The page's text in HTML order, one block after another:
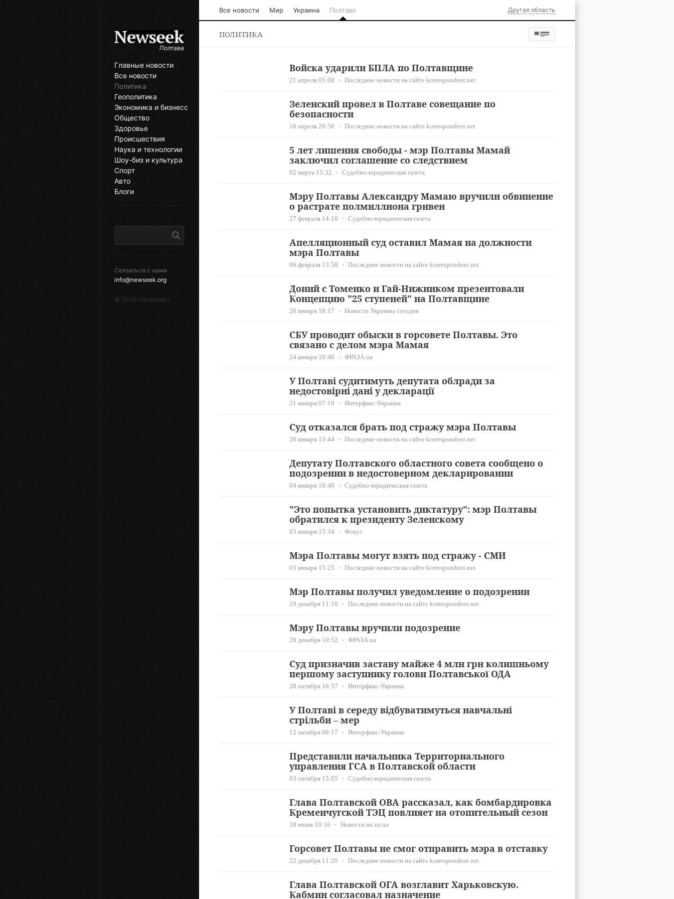
Полтава
Главные новости
Все новости
Политика
Геополитика
Экономика и бизнесс
Общество
Здоровье
Происшествия
Наука и технологии
Шоу-биз и культура
Спорт
Авто
Блоги
Связаться с нами
info@newseek.org
© 2026 «Newseek»
Все новости Мир Украина Полтава Другая область
ПОЛИТИКА
Войска ударили БПЛА по Полтавщине
21 апреля 05:08 Последние новости на сайте korrespondent.net
Зеленский провел в Полтаве совещание по
безопасности
18 апреля 20:58 Последние новости на сайте korrespondent.net
5 лет лишения свободы - мэр Полтавы Мамай
заключил соглашение со следствием
02 марта 15:32 Судебно-юридическая газета
Мэру Полтавы Александру Мамаю вручили обвинение
о растрате полмиллиона гривен
27 февраля 14:16 Судебно-юридическая газета
Апелляционный суд оставил Мамая на должности
мэра Полтавы
06 февраля 13:58 Последние новости на сайте korrespondent.net
Доний с Томенко и Гай-Нижником презентовали
Концепцию "25 ступеней" на Полтавщине
28 января 18:17 Новости Украины сегодня
СБУ проводит обыски в горсовете Полтавы. Это
связано с делом мэра Мамая
24 января 10:40 ФРАЗА.ua
У Полтаві судитимуть депутата облради за
недостовірні дані у декларації
21 января 07:19 Интерфакс-Украина
Суд отказался брать под стражу мэра Полтавы
20 января 13:44 Последние новости на сайте korrespondent.net
Депутату Полтавского областного совета сообщено о
подозрении в недостоверном декларировании
04 января 18:48 Судебно-юридическая газета
"Это попытка установить диктатуру": мэр Полтавы
обратился к президенту Зеленскому
03 января 15:34 Фокус
Мэра Полтавы могут взять под стражу - СМИ
03 января 15:25 Последние новости на сайте korrespondent.net
Мэр Полтавы получил уведомление о подозрении
29 декабря 11:16 Последние новости на сайте korrespondent.net
Мэру Полтавы вручили подозрение
29 декабря 10:52 ФРАЗА.ua
Суд призначив заставу майже 4 млн грн колишньому
першому заступнику голови Полтавської ОДА
28 октября 16:57 Интерфакс-Украина
У Полтаві в середу відбуватимуться навчальні
стрільби – мер
12 октября 08:17 Интерфакс-Украина
Представили начальника Территориального
управления ГСА в Полтавской области
03 октября 15:05 Судебно-юридическая газета
Глава Полтавской ОВА рассказал, как бомбардировка
Кременчугской ТЭЦ повлияет на отопительный сезон
18 июня 10:16 Новости на zn.ua
Горсовет Полтавы не смог отправить мэра в отставку
22 декабря 11:20 Последние новости на сайте korrespondent.net
Глава Полтавской ОГА возглавит Харьковскую.
Кабмин согласовал назначение